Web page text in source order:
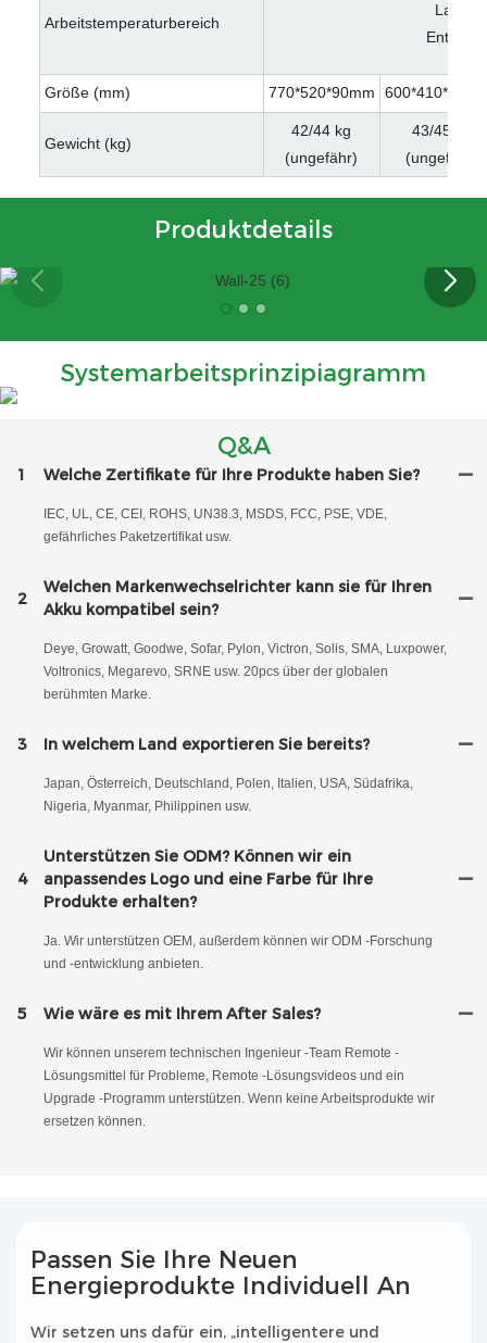
Arbeitstemperaturbereich
Größe (mm) 770*520*90mm
Gewicht (kg)
42/44 kg
(ungefähr)
43/45 kg
(ungefähr)
Produktdetails
Systemarbeitsprinzipiagramm
Q&A
1 Welche Zertifikate für Ihre Produkte haben Sie?
IEC, UL, CE, CEI, ROHS, UN38.3, MSDS, FCC, PSE, VDE,
gefährliches Paketzertifikat usw.
2
Welchen Markenwechselrichter kann sie für Ihren
Akku kompatibel sein?
Deye, Growatt, Goodwe, Sofar, Pylon, Victron, Solis, SMA, Luxpower,
Voltronics, Megarevo, SRNE usw. 20pcs über der globalen
berühmten Marke.
3 In welchem ​​Land exportieren Sie bereits?
Japan, Österreich, Deutschland, Polen, Italien, USA, Südafrika,
Nigeria, Myanmar, Philippinen usw.
4
Unterstützen Sie ODM? Können wir ein
anpassendes Logo und eine Farbe für Ihre
Produkte erhalten?
Ja. Wir unterstützen OEM, außerdem können wir ODM -Forschung
und -entwicklung anbieten.
5 Wie wäre es mit Ihrem After Sales?
Wir können unserem technischen Ingenieur -Team Remote -
Lösungsmittel für Probleme, Remote -Lösungsvideos und ein
Upgrade -Programm unterstützen. Wenn keine Arbeitsprodukte wir
ersetzen können.
Passen Sie Ihre Neuen
Energieprodukte Individuell An
Wir setzen uns dafür ein, „intelligentere und